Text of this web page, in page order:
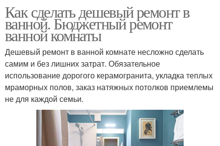
Как сделать дешевый ремонт в
ванной. Бюджетный ремонт
ванной комнаты
Дешевый ремонт в ванной комнате несложно сделать
самим и без лишних затрат. Обязательное
использование дорогого керамогранита, укладка теплых
мраморных полов, заказ натяжных потолков приемлемы
не для каждой семьи.